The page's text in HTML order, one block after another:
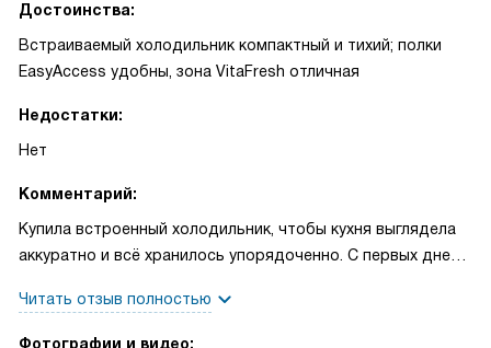
Достоинства:
Встраиваемый холодильник компактный и тихий; полки
EasyAccess удобны, зона VitaFresh отличная
Недостатки:
Нет
Комментарий:
Купила встроенный холодильник, чтобы кухня выглядела
аккуратно и всё хранилось упорядоченно. С первых дней
EasyAccess действительно удобны, а VitaFresh сохраняет
зелень и фрукты дольше. Большой выдвижной ящик в
Читать отзыв полностью
Фотографии и видео: